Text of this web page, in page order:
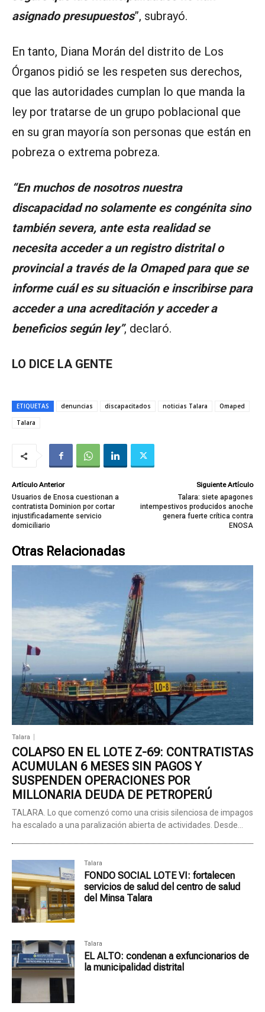
asignado presupuestos”, subrayó.
En tanto, Diana Morán del distrito de Los
Órganos pidió se les respeten sus derechos,
que las autoridades cumplan lo que manda la
ley por tratarse de un grupo poblacional que
en su gran mayoría son personas que están en
pobreza o extrema pobreza.
“En muchos de nosotros nuestra
discapacidad no solamente es congénita sino
también severa, ante esta realidad se
necesita acceder a un registro distrital o
provincial a través de la Omaped para que se
informe cuál es su situación e inscribirse para
acceder a una acreditación y acceder a
beneficios según ley”, declaró.
LO DICE LA GENTE
ETIQUETAS denuncias discapacitados noticias Talara
Omaped
Talara
Artículo Anterior
Usuarios de Enosa cuestionan a
contratista Dominion por cortar
injustificadamente servicio
domiciliario
Siguiente Artículo
Talara: siete apagones
intempestivos producidos anoche
genera fuerte crítica contra
ENOSA
Otras Relacionadas
Talara
COLAPSO EN EL LOTE Z-69: CONTRATISTAS
ACUMULAN 6 MESES SIN PAGOS Y
SUSPENDEN OPERACIONES POR
MILLONARIA DEUDA DE PETROPERÚ
TALARA. Lo que comenzó como una crisis silenciosa de impagos
ha escalado a una paralización abierta de actividades. Desde...
Talara
FONDO SOCIAL LOTE VI: fortalecen
servicios de salud del centro de salud
del Minsa Talara
Talara
EL ALTO: condenan a exfuncionarios de
la municipalidad distrital